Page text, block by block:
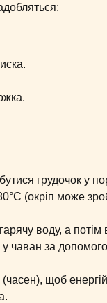
грудочок у
(окріп може
воду, а потім
чаван за
щоб